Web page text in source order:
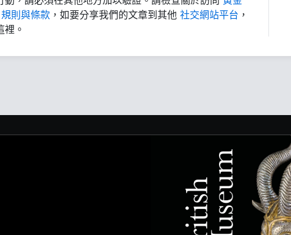
規則與條款 ，如要分享我們的文章到其他 社交網站平台 ，
裡。